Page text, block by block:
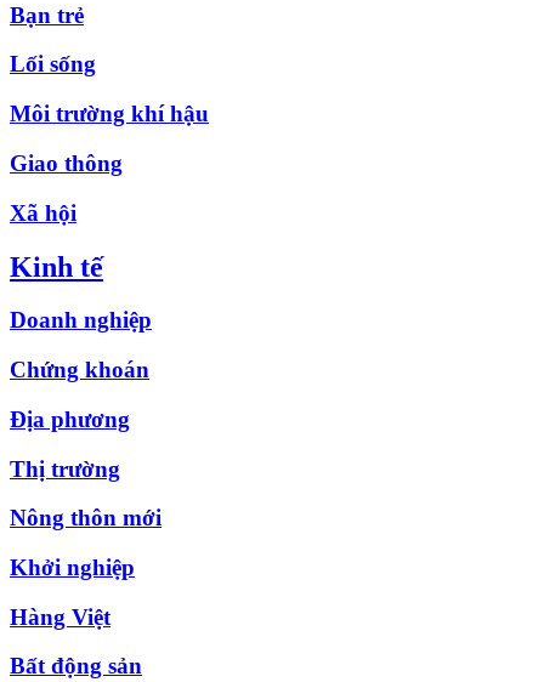
Bạn trẻ
Lối sống
Môi trường khí hậu
Giao thông
Xã hội
Kinh tế
Doanh nghiệp
Chứng khoán
Địa phương
Thị trường
Nông thôn mới
Khởi nghiệp
Hàng Việt
Bất động sản